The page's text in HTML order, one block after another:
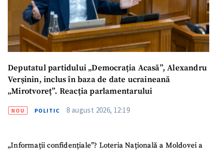
Deputatul partidului „Democrația Acasă”, Alexandru
Verșinin, inclus în baza de date ucraineană
„Mirotvoreț”. Reacția parlamentarului
NOU POLITIC 8 august 2026, 12:19
„Informații confidențiale”? Loteria Națională a Moldovei a